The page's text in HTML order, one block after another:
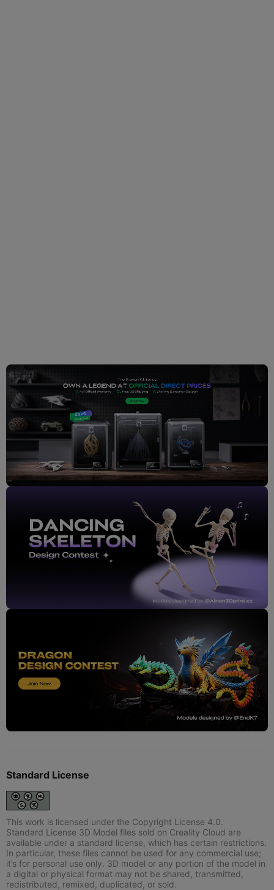
Standard License
This work is licensed under the Copyright License 4.0.
Standard License 3D Model files sold on Creality Cloud are
available under a standard license, which has certain restrictions.
In particular, these files cannot be used for any commercial use;
it’s for personal use only. 3D model or any portion of the model in
a digital or physical format may not be shared, transmitted,
redistributed, remixed, duplicated, or sold.